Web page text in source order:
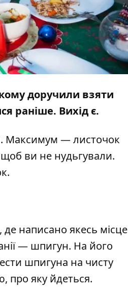
доручили взяти
раніше. Вихід є.
Максимум — листочок
щоб ви не нудьгували.
написано якесь місце
— шпигун. На його
шпигуна на чисту
про яку йдеться.